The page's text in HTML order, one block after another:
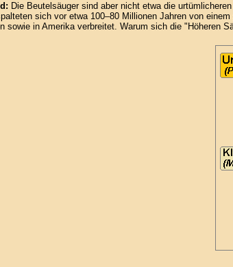
Die Beutelsäuger sind aber nicht etwa die
sich vor etwa 100–80 Millionen Jahren von
sowie in Amerika verbreitet. Warum sich die "Höheren